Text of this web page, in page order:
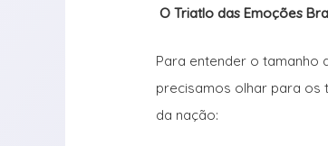
O Triatlo das Emoções
Para entender o tamanho
precisamos olhar para os
da nação: